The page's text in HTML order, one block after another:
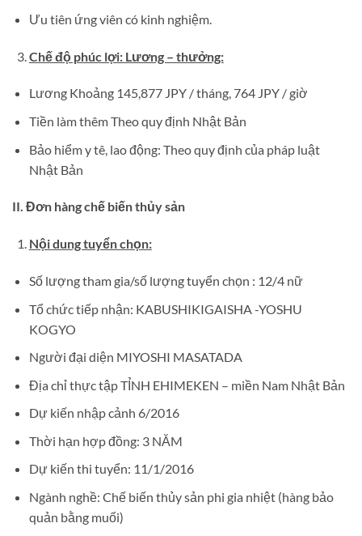
Ưu tiên ứng viên có kinh nghiệm.
Chế độ phúc lợi: Lương – thưởng:
Lương Khoảng 145,877 JPY / tháng, 764 JPY / giờ
Tiền làm thêm Theo quy định Nhật Bản
Bảo hiểm y tê, lao động: Theo quy định của pháp luật
Nhật Bản
II. Đơn hàng chế biến thủy sản
Nội dung tuyển chọn:
Số lượng tham gia/số lượng tuyển chọn : 12/4 nữ
Tổ chức tiếp nhận: KABUSHIKIGAISHA -YOSHU
KOGYO
Người đại diện MIYOSHI MASATADA
Địa chỉ thực tập TỈNH EHIMEKEN – miền Nam Nhật Bản
Dự kiến nhập cảnh 6/2016
Thời hạn hợp đồng: 3 NĂM
Dự kiến thi tuyển: 11/1/2016
Ngành nghề: Chế biến thủy sản phi gia nhiệt (hàng bảo
quản bằng muối)